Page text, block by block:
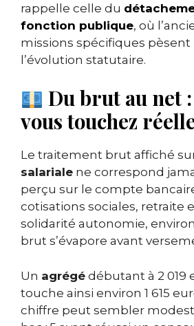
rappelle celle du
fonction publique, où
missions spécifiques pèsent
l’évolution statutaire.
Du brut au net
vous touchez
Le traitement brut affiché
salariale ne correspond
perçu sur le compte
cotisations sociales, retraite
solidarité autonomie, environ
brut s’évapore avant
Un agrégé débutant à 2 019
touche ainsi environ 1 615
chiffre peut sembler